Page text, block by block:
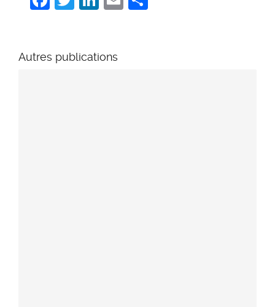
Autres publications